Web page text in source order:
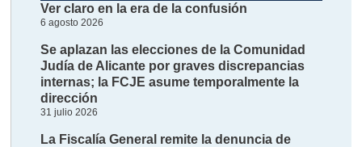
Ver claro en la era de la confusión
6 agosto 2026
Se aplazan las elecciones de la Comunidad
Judía de Alicante por graves discrepancias
internas; la FCJE asume temporalmente la
dirección
31 julio 2026
La Fiscalía General remite la denuncia de